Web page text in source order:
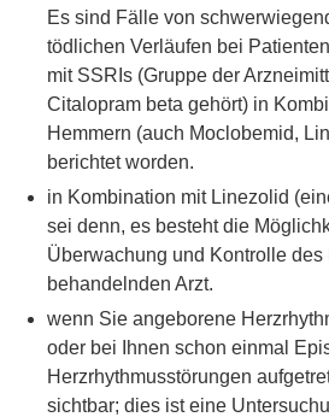
Es sind Fälle von
tödlichen Verläufen bei
mit SSRIs (Gruppe der
Citalopram beta gehört) in
Hemmern (auch Moclobemid,
berichtet worden.
in Kombination mit Linezolid
sei denn, es besteht die
Überwachung und Kontrolle
behandelnden Arzt.
wenn Sie angeborene
oder bei Ihnen schon einmal
Herzrhythmusstörungen
sichtbar; dies ist eine